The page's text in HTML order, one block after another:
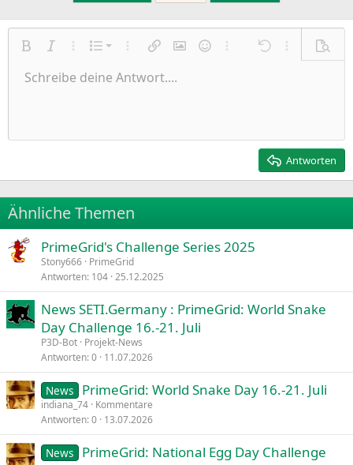
i
Fett KursivWeitere Einstellungen…
Liste
Nummerierte Liste
Ungeordnete Liste
Weitere Einstellungen…
Link einfügen
Bild einfügen
SmileysWeitere Einstellungen…
Rückgängig
Weitere
Schriftgröße
9
22
26
TextfarbeSchriftfamilie
Arial
Times New Roman
Trebuchet MS
Verdana
Durchgestrichen
Unterstrichen
Inline-Code
AusrichtungLinksbündig
Paragraph format
Normal
Heading 2
ZitatMedienTabelle einfügen
Insert horizontal line
SpoilerCode
Wiederholen
BBCode umschalten
Formatierung entfernen
EntwürfeEntwurf speichern
Schreibe deine Antwort....
Antworten
Ähnliche Themen
PrimeGrid's Challenge Series 2025
Stony666 PrimeGrid
Antworten 104 25.12.2025
News SETI.Germany : PrimeGrid: World Snake
Day Challenge 16.-21. Juli
P3D-Bot Projekt-News
Antworten 0 11.07.2026
News PrimeGrid: World Snake Day 16.-21. Juli
indiana_74 Kommentare
Antworten 0 13.07.2026
News
PrimeGrid: National Egg Day Challenge